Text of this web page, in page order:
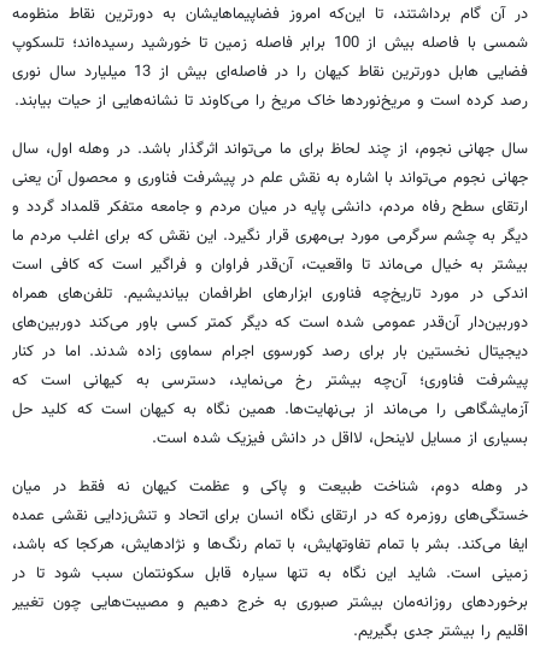
در آن گام برداشتند، تا این‌که امروز فضاپیماهایشان به دورترین نقاط منظومه
شمسی با فاصله بیش از 100 برابر فاصله زمین تا خورشید رسیده‌اند؛ تلسکوپ
فضایی هابل دورترین نقاط کیهان را در فاصله‌ای بیش از 13 میلیارد سال نوری
رصد کرده است و مریخ‌نوردها خاک مریخ را می‌کاوند تا نشانه‌هایی از حیات بیابند.
سال جهانی نجوم، از چند لحاظ برای ما می‌تواند اثرگذار باشد. در وهله اول، سال
جهانی نجوم می‌تواند با اشاره به نقش علم در پیشرفت فناوری و محصول آن یعنی
ارتقای سطح رفاه مردم، دانشی پایه در میان مردم و جامعه متفکر قلمداد گردد و
دیگر به چشم سرگرمی مورد بی‌مهری قرار نگیرد. این نقش که برای اغلب مردم ما
بیشتر به خیال می‌ماند تا واقعیت، آن‌قدر فراوان و فراگیر است که کافی است
اندکی در مورد تاریخ‌چه فناوری ابزارهای اطرافمان بیاندیشیم. تلفن‌های همراه
دوربین‌دار آن‌قدر عمومی شده است که دیگر کمتر کسی باور می‌کند دوربین‌های
دیجیتال نخستین بار برای رصد کورسوی اجرام سماوی زاده شدند. اما در کنار
پیشرفت فناوری؛ آن‌چه بیشتر رخ می‌نماید، دسترسی به کیهانی است که
آزمایشگاهی را می‌ماند از بی‌نهایت‌ها. همین نگاه به کیهان است که کلید حل
بسیاری از مسایل لاینحل، لااقل در دانش فیزیک شده است.
در وهله دوم، شناخت طبیعت و پاکی و عظمت کیهان نه فقط در میان
خستگی‌های روزمره که در ارتقای نگاه انسان برای اتحاد و تنش‌زدایی نقشی عمده
ایفا می‌کند. بشر با تمام تفاوتهایش، با تمام رنگ‌ها و نژادهایش، هرکجا که باشد،
زمینی است. شاید این نگاه به تنها سیاره قابل سکونتمان سبب شود تا در
برخوردهای روزانه‌مان بیشتر صبوری به خرج دهیم و مصیبت‌هایی چون تغییر
اقلیم را بیشتر جدی بگیریم.